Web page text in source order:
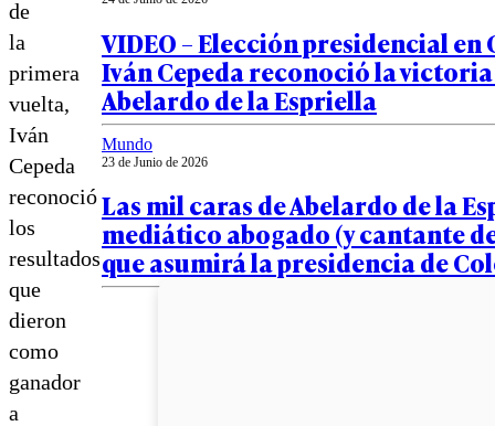
de
la
primera
vuelta,
Iván
Cepeda
reconoció
los
resultados
que
dieron
como
ganador
a
VIDEO – Elección presidencial en
Iván Cepeda reconoció la
Abelardo de la Espriella
Mundo
23 de Junio de 2026
Las mil caras de Abelardo de la
mediático abogado (y cantante
que asumirá la presidencia de